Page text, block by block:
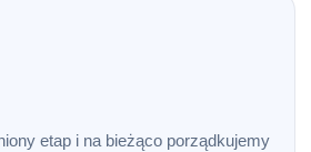
etap i na bieżąco porządkujemy